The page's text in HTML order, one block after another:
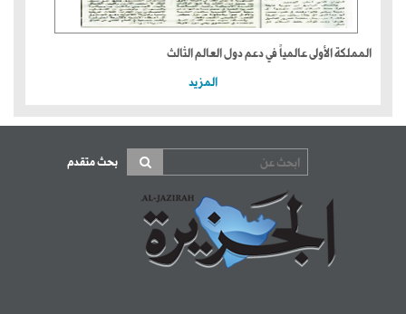
المملكة الأولى عالمياً في دعم دول العالم الثالث
المزيد
بحث متقدم